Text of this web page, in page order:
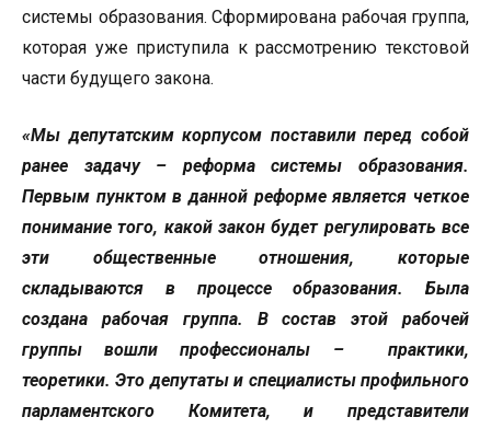
системы образования. Сформирована рабочая группа,
которая уже приступила к рассмотрению текстовой
части будущего закона.
«Мы депутатским корпусом поставили перед собой
ранее задачу – реформа системы образования.
Первым пунктом в данной реформе является четкое
понимание того, какой закон будет регулировать все
эти общественные отношения, которые
складываются в процессе образования. Была
создана рабочая группа. В состав этой рабочей
группы вошли профессионалы – практики,
теоретики. Это депутаты и специалисты профильного
парламентского Комитета, и представители